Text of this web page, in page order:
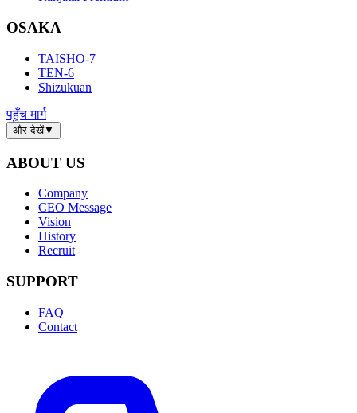
OSAKA
TAISHO-7
TEN-6
Shizukuan
पहुँच मार्ग
और देखें▼
ABOUT US
Company
CEO Message
Vision
History
Recruit
SUPPORT
FAQ
Contact